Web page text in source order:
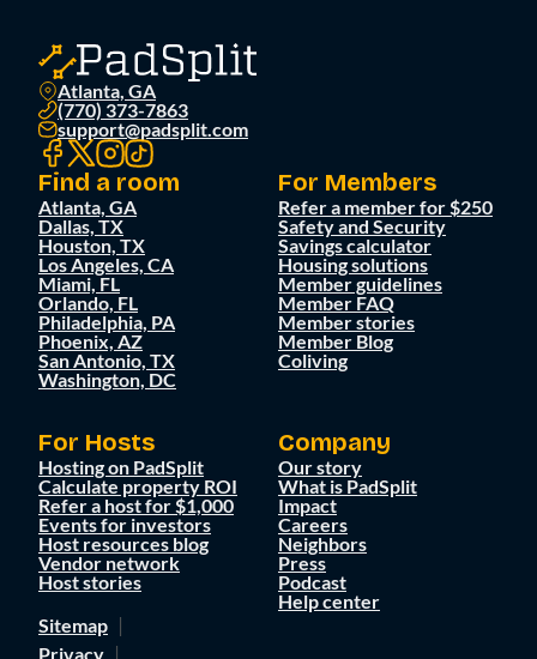
Atlanta, GA
(770) 373-7863
support@padsplit.com
Find a room
Atlanta, GA
Dallas, TX
Houston, TX
Los Angeles, CA
Miami, FL
Orlando, FL
Philadelphia, PA
Phoenix, AZ
San Antonio, TX
Washington, DC
For Members
Refer a member for $250
Safety and Security
Savings calculator
Housing solutions
Member guidelines
Member FAQ
Member stories
Member Blog
Coliving
For Hosts
Hosting on PadSplit
Calculate property ROI
Refer a host for $1,000
Events for investors
Host resources blog
Vendor network
Host stories
Company
Our story
What is PadSplit
Impact
Careers
Neighbors
Press
Podcast
Help center
Sitemap
Privacy